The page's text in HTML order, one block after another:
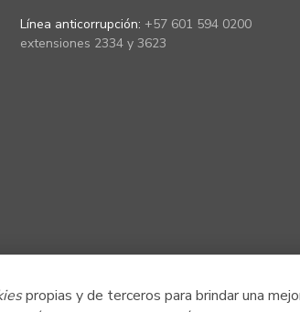
propias y de terceros para brindar una
Línea anticorrupción: +57 601 594 0200
extensiones 2334 y 3623